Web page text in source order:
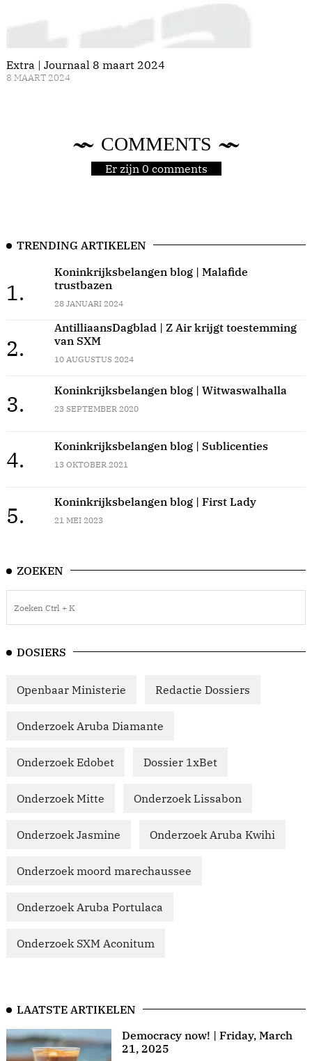
Extra | Journaal 8 maart 2024
8 MAART 2024
COMMENTS
Er zijn 0 comments
TRENDING ARTIKELEN
1.
Koninkrijksbelangen blog | Malafide
trustbazen
28 JANUARI 2024
2.
AntilliaansDagblad | Z Air krijgt toestemming
van SXM
10 AUGUSTUS 2024
3.
Koninkrijksbelangen blog | Witwaswalhalla
23 SEPTEMBER 2020
4.
Koninkrijksbelangen blog | Sublicenties
13 OKTOBER 2021
5.
Koninkrijksbelangen blog | First Lady
21 MEI 2023
ZOEKEN
DOSIERS
Openbaar Ministerie Redactie Dossiers
Onderzoek Aruba Diamante
Onderzoek Edobet Dossier 1xBet
Onderzoek Mitte Onderzoek Lissabon
Onderzoek Jasmine Onderzoek Aruba Kwihi
Onderzoek moord marechaussee
Onderzoek Aruba Portulaca
Onderzoek SXM Aconitum
LAATSTE ARTIKELEN
Democracy now! | Friday, March
21, 2025